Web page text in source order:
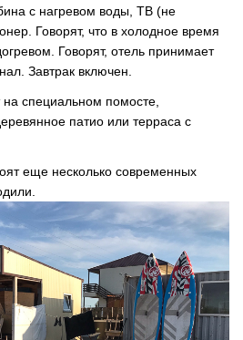
с нагревом воды, ТВ (не
Говорят, что в холодное время
Говорят, отель принимает
Завтрак включен.
специальном помосте,
патио или терраса с
еще несколько современных